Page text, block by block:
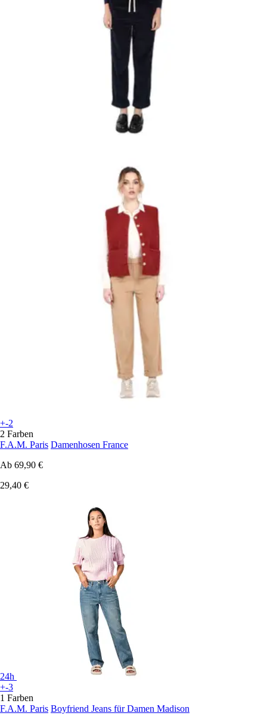
+-2
2 Farben
F.A.M. Paris Damenhosen France
Ab 69,90 €
29,40 €
24h
+-3
1 Farben
F.A.M. Paris Boyfriend Jeans für Damen Madison